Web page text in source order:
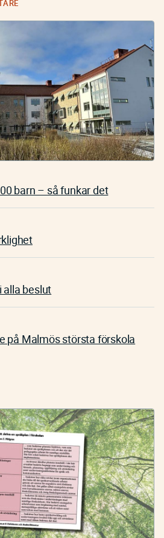
barn – så funkar det
alla beslut
på Malmös största förskola